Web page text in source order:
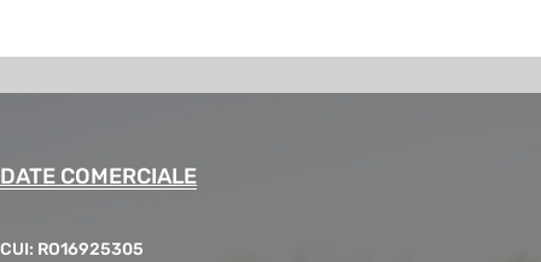
DATE COMERCIALE
CUI: RO16925305